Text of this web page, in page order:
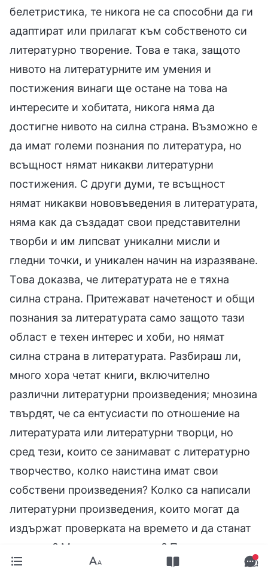
белетристика, те никога не са способни да ги
адаптират или прилагат към собственото си
литературно творение. Това е така, защото
нивото на литературните им умения и
постижения винаги ще остане на това на
интересите и хобитата, никога няма да
достигне нивото на силна страна. Възможно е
да имат големи познания по литература, но
всъщност нямат никакви литературни
постижения. С други думи, те всъщност
нямат никакви нововъведения в литературата,
няма как да създадат свои представителни
творби и им липсват уникални мисли и
гледни точки, и уникален начин на изразяване.
Това доказва, че литературата не е тяхна
силна страна. Притежават начетеност и общи
познания за литературата само защото тази
област е техен интерес и хоби, но нямат
силна страна в литературата. Разбираш ли,
много хора четат книги, включително
различни литературни произведения; мнозина
твърдят, че са ентусиасти по отношение на
литературата или литературни творци, но
сред тези, които се занимават с литературно
творчество, колко наистина имат свои
собствени произведения? Колко са написали
литературни произведения, които могат да
издържат проверката на времето и да станат
класика? Много малко, нали? Повечето от
тези хора имат някакъв вроден интерес към